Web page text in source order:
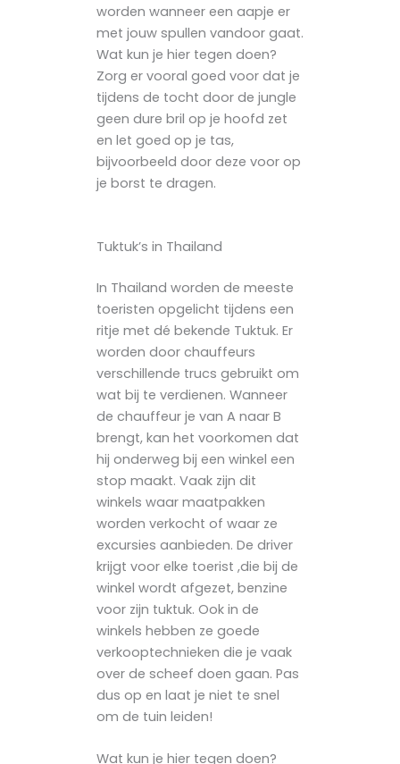
worden wanneer een aapje er
met jouw spullen vandoor gaat.
Wat kun je hier tegen doen?
Zorg er vooral goed voor dat je
tijdens de tocht door de jungle
geen dure bril op je hoofd zet
en let goed op je tas,
bijvoorbeeld door deze voor op
je borst te dragen.
Tuktuk’s in Thailand
In Thailand worden de meeste
toeristen opgelicht tijdens een
ritje met dé bekende Tuktuk. Er
worden door chauffeurs
verschillende trucs gebruikt om
wat bij te verdienen. Wanneer
de chauffeur je van A naar B
brengt, kan het voorkomen dat
hij onderweg bij een winkel een
stop maakt. Vaak zijn dit
winkels waar maatpakken
worden verkocht of waar ze
excursies aanbieden. De driver
krijgt voor elke toerist ,die bij de
winkel wordt afgezet, benzine
voor zijn tuktuk. Ook in de
winkels hebben ze goede
verkooptechnieken die je vaak
over de scheef doen gaan. Pas
dus op en laat je niet te snel
om de tuin leiden!
Wat kun je hier tegen doen?